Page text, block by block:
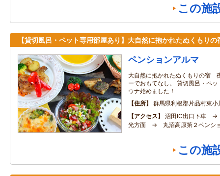
この施
【貸切風呂・ペット専用部屋あり】大自然に抱かれたぬくもりの
ペンションアルマ
大自然に抱かれたぬくもりの宿
ーでおもてなし。 貸切風呂・ペ
ウナ始めました！
住所
群馬県利根郡片品村東小
アクセス
沼田IC出口下車 →
光方面 → 丸沼高原第２ペンシ
この施